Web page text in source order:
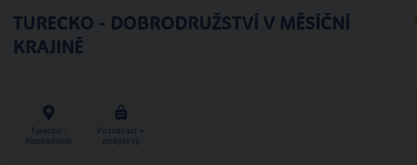
TURECKO - DOBRODRUŽSTVÍ V MĚSÍČNÍ
KRAJINĚ
Turecko -
Kappadokie
Poznávací +
pobytový